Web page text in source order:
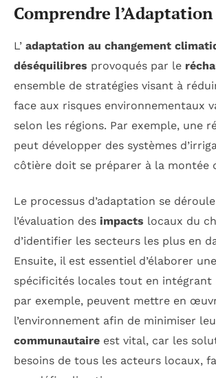
Comprendre
L’ adaptation au changement
déséquilibres provoqués par le
ensemble de stratégies visant à
face aux risques environnementaux
selon les régions. Par exemple, une
peut développer des systèmes
côtière doit se préparer à la montée
Le processus d’adaptation se
l’évaluation des impacts locaux du
d’identifier les secteurs les plus en
Ensuite, il est essentiel d’élaborer une
spécificités locales tout en
par exemple, peuvent mettre en
l’environnement afin de minimiser
communautaire est vital, car les
besoins de tous les acteurs locaux,